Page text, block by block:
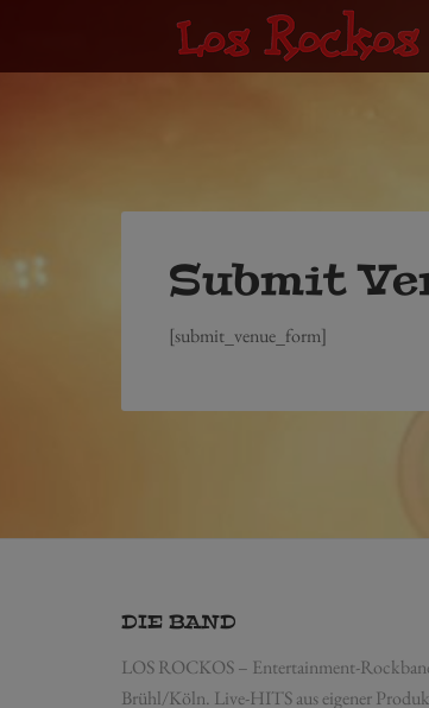
Submit
[submit_venue_form]
DIE BAND
LOS ROCKOS – Entertainment-
Brühl/Köln. Live-HITS aus eigener